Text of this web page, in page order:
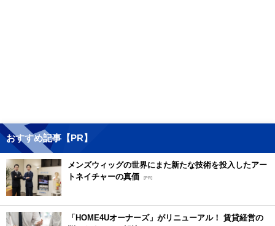
おすすめ記事【PR】
メンズウィッグの世界にまた新たな技術を投入したアー
トネイチャーの真価 [PR]
「HOME4Uオーナーズ」がリニューアル！ 賃貸経営の